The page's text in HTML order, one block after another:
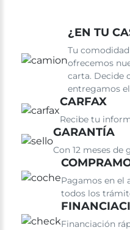
¿EN TU
Tu
ofrecemos
carta. Decide
entregamos
CARFAX
Recibe tu
GARANTÍA
Con 12 meses de
Pagamos en el
todos los
Financiación